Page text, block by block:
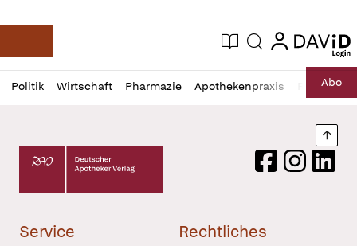
Deutsche Apotheker Zeitung
Aktuelle Ausgabe
Suche login
login
Politik Wirtschaft Pharmazie Apothekenpraxis RechtAbo
Profil
öffnen
Daz
Pur
Deutscher Apotheker Verlag Logo
FacebookInstagram
Service Rechtliches